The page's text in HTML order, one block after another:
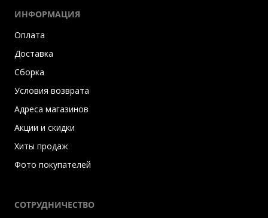
ИНФОРМАЦИЯ
Оплата
Доставка
Сборка
Условия возврата
Адреса магазинов
Акции и скидки
Хиты продаж
Фото покупателей
СОТРУДНИЧЕСТВО